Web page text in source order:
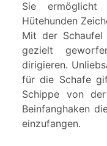
Sie
Hütehunden
Mit der Schaufel
gezielt
dirigieren.
für die Schafe
Schippe von
Beinfanghaken
einzufangen.